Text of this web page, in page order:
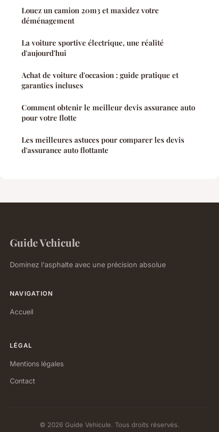
Louez un camion 20m3 et maxidez votre
déménagement
La voiture sportive électrique, une réalité
d'aujourd'hui
Achat de voiture d'occasion : guide pratique et
garanties incluses
Comment obtenir le meilleur devis assurance auto
pour votre flotte
Les meilleures astuces pour comparer les devis
d'assurance auto flottante
Guide Vehicule
Dominez l'asphalte avec une précision absolue
NAVIGATION
Accueil
LÉGAL
Mentions légales
Contact
© 2026 Guide Vehicule. Tous droits réservés.